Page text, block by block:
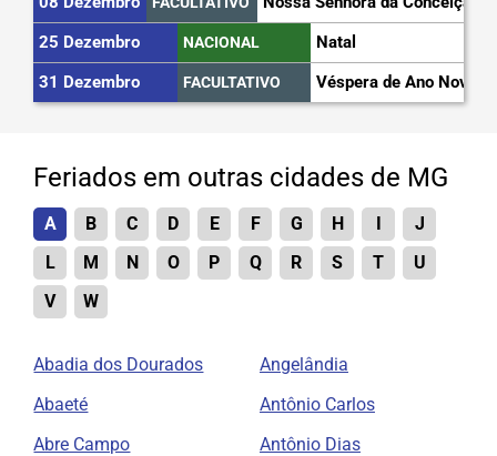
25 Dezembro
NACIONAL
Natal
31 Dezembro
FACULTATIVO Véspera de Ano Novo
Feriados em outras cidades de MG
A B C D E F G H I
J
L
M N O P Q R S T
U
V
W
Abadia dos Dourados
Abaeté
Abre Campo
Angelândia
Antônio Carlos
Antônio Dias